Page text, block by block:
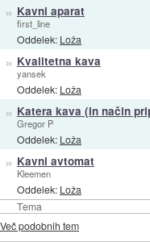
Tema
» Kavni aparat
first_line
Oddelek: Loža
» Kvalitetna kava
yansek
Oddelek: Loža
» Katera kava (in način
Gregor P
Oddelek: Loža
» Kavni avtomat
Kleemen
Oddelek: Loža
Več podobnih tem